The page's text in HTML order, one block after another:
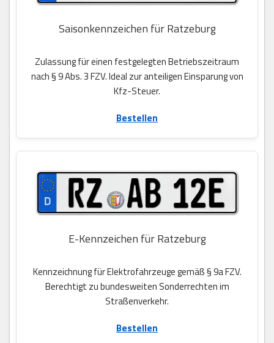
Saisonkennzeichen für Ratzeburg
Zulassung für einen festgelegten Betriebszeitraum
nach § 9 Abs. 3 FZV. Ideal zur anteiligen Einsparung von
Kfz-Steuer.
Bestellen
E-Kennzeichen für Ratzeburg
Kennzeichnung für Elektrofahrzeuge gemäß § 9a FZV.
Berechtigt zu bundesweiten Sonderrechten im
Straßenverkehr.
Bestellen